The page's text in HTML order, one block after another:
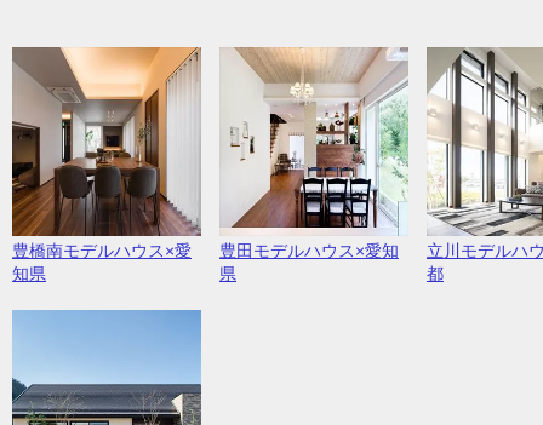
豊橋南モデルハウス×愛
知県
豊田モデルハウス×愛知
県
立川モデルハ
都